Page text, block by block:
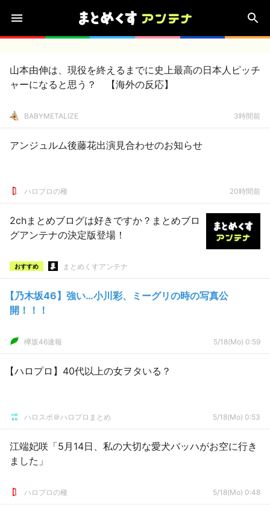
山本由伸は、現役を終えるまでに史上最高の日本人ピッチ
ャーになると思う？ 【海外の反応】
BABYMETALIZE 3時間前
アンジュルム後藤花出演見合わせのお知らせ
ハロプロの種 20時間前
2chまとめブログは好きですか？まとめブロ
グアンテナの決定版登場！
おすすめ まとめくすアンテナ
【乃木坂46】強い…小川彩、ミーグリの時の写真公
開！！！
欅坂46速報 5/18(Mo) 0:59
【ハロプロ】40代以上の女ヲタいる？
ハロスポ＠ハロプロまとめ 5/18(Mo) 0:53
江端妃咲「5月14日、私の大切な愛犬バッハがお空に行き
ました」
ハロプロの種 5/18(Mo) 0:48